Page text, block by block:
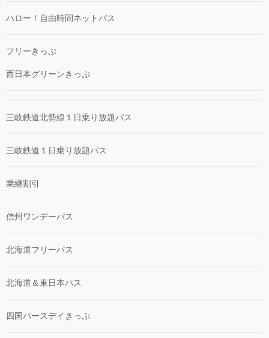
ハロー！自由時間ネットパス
フリーきっぷ
西日本グリーンきっぷ
三岐鉄道北勢線１日乗り放題パス
三岐鉄道１日乗り放題パス
乗継割引
信州ワンデーパス
北海道フリーパス
北海道＆東日本パス
四国バースデイきっぷ